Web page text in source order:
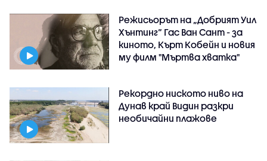
Режисьорът на „Добрият Уил
Хънтинг“ Гас Ван Сант - за
киното, Кърт Кобейн и новия
му филм "Мъртва хватка"
Рекордно ниското ниво на
Дунав край Видин разкри
необичайни плажове